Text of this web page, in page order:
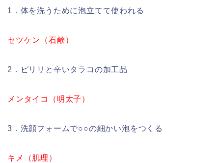
1．体を洗うために泡立てて使われる
セツケン（石鹸）
2．ピリリと辛いタラコの加工品
メンタイコ（明太子）
3．洗顔フォームで○○の細かい泡をつくる
キメ（肌理）